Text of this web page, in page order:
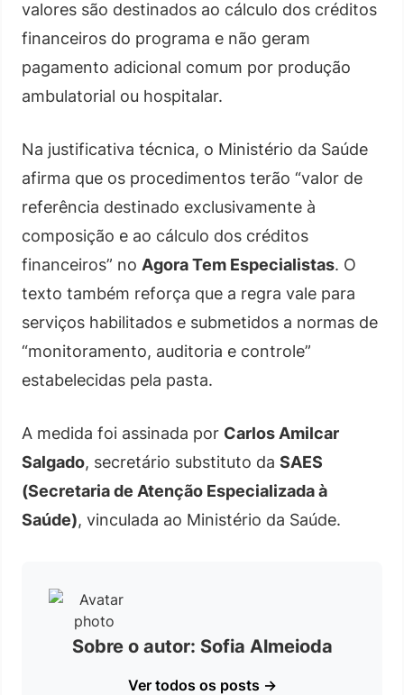
valores são destinados ao cálculo dos créditos
financeiros do programa e não geram
pagamento adicional comum por produção
ambulatorial ou hospitalar.
Na justificativa técnica, o Ministério da Saúde
afirma que os procedimentos terão “valor de
referência destinado exclusivamente à
composição e ao cálculo dos créditos
financeiros” no Agora Tem Especialistas. O
texto também reforça que a regra vale para
serviços habilitados e submetidos a normas de
“monitoramento, auditoria e controle”
estabelecidas pela pasta.
A medida foi assinada por Carlos Amilcar
Salgado, secretário substituto da SAES
(Secretaria de Atenção Especializada à
Saúde), vinculada ao Ministério da Saúde.
Sobre o autor: Sofia Almeioda
Ver todos os posts →